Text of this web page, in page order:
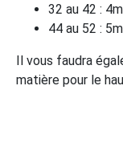
32 au 42 :
44 au 52 :
Il vous faudra
matière pour le